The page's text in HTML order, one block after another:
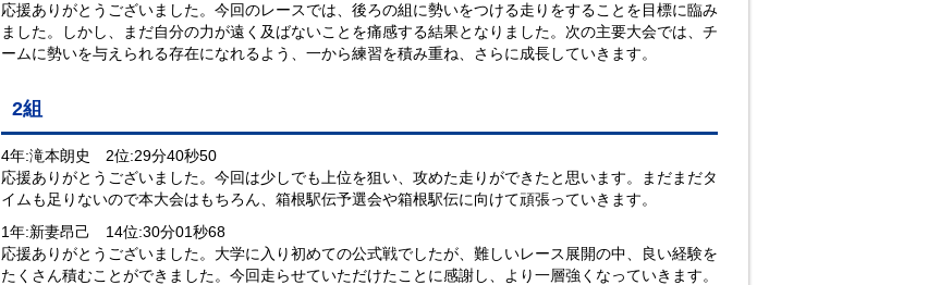
応援ありがとうございました。今回のレースでは、後ろの組に勢いをつける走りをすることを目標に臨み
ました。しかし、まだ自分の力が遠く及ばないことを痛感する結果となりました。次の主要大会では、チ
ームに勢いを与えられる存在になれるよう、一から練習を積み重ね、さらに成長していきます。
2組
4年:滝本朗史 2位:29分40秒50
応援ありがとうございました。今回は少しでも上位を狙い、攻めた走りができたと思います。まだまだタ
イムも足りないので本大会はもちろん、箱根駅伝予選会や箱根駅伝に向けて頑張っていきます。
1年:新妻昂己 14位:30分01秒68
応援ありがとうございました。大学に入り初めての公式戦でしたが、難しいレース展開の中、良い経験を
たくさん積むことができました。今回走らせていただけたことに感謝し、より一層強くなっていきます。